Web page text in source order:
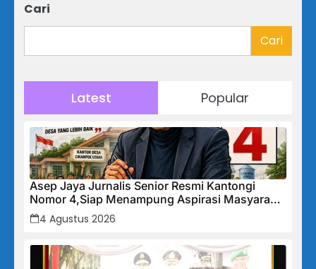
Cari
Cari
Latest Popular
Asep Jaya Jurnalis Senior Resmi Kantongi
Nomor 4,Siap Menampung Aspirasi Masyarakat
Desa Cikampek Utara
4 Agustus 2026